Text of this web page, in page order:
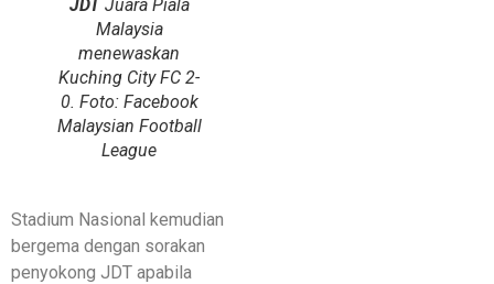
JDT Juara Piala
Malaysia
menewaskan
Kuching City FC 2-
0. Foto: Facebook
Malaysian Football
League
Stadium Nasional kemudian
bergema dengan sorakan
penyokong JDT apabila